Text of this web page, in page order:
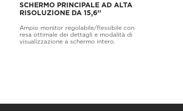
SCHERMO PRINCIPALE AD ALTA
RISOLUZIONE DA 15,6’’
Ampio monitor regolabile/flessibile con
resa ottimale dei dettagli e modalità di
visualizzazione a schermo intero.